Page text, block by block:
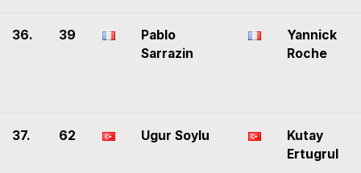
36. 39
Pablo
Sarrazin
Yannick
Roche
37. 62 Ugur Soylu
Kutay
Ertugrul